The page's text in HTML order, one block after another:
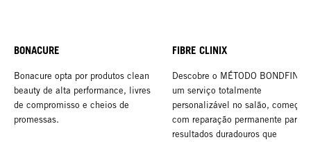
BONACURE
Bonacure opta por produtos clean
beauty de alta performance, livres
de compromisso e cheios de
promessas.
FIBRE CLINIX
Descobre o MÉTODO
um serviço totalmente
personalizável no salão,
com reparação permanente para
resultados duradouros que